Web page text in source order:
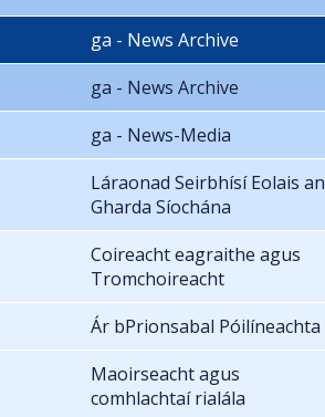
ga - News Archive
ga - News Archive
ga - News-Media
Láraonad Seirbhísí Eolais an
Gharda Síochána
Coireacht eagraithe agus
Tromchoireacht
Ár bPrionsabal Póilíneachta
Maoirseacht agus
comhlachtaí rialála